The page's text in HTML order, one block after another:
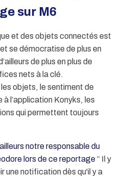
sur M6
et des objets connectés est
se démocratise de plus en
de plus en plus de
nets à la clé.
objets, le sentiment de
l’application Konyks, les
qui permettent toujours
notre responsable du
lors de ce reportage“ Il y
une notification dès qu'il y a